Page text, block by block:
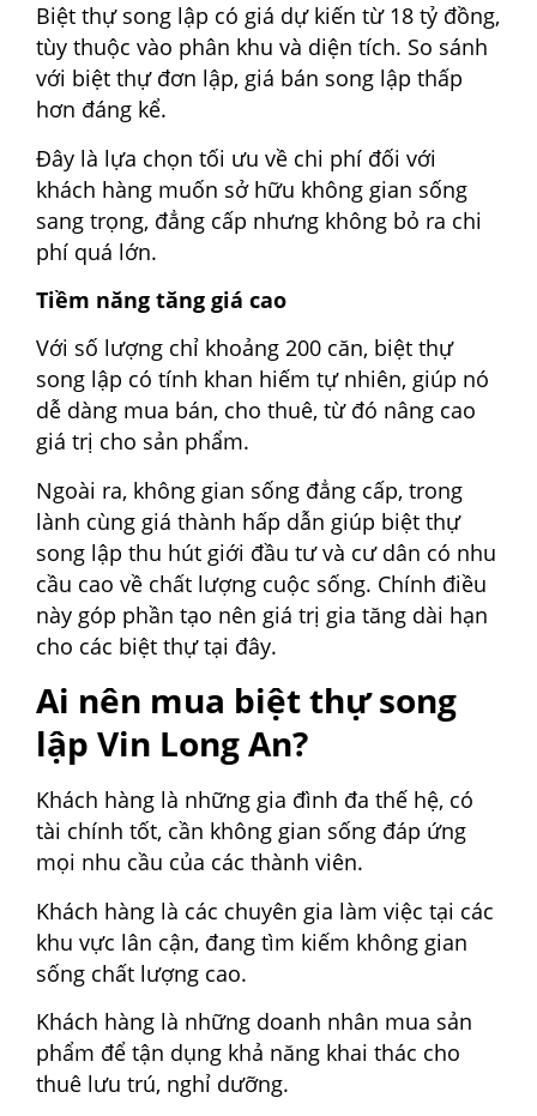
Biệt thự song lập có giá dự kiến từ 18 tỷ đồng,
tùy thuộc vào phân khu và diện tích. So sánh
với biệt thự đơn lập, giá bán song lập thấp
hơn đáng kể.
Đây là lựa chọn tối ưu về chi phí đối với
khách hàng muốn sở hữu không gian sống
sang trọng, đẳng cấp nhưng không bỏ ra chi
phí quá lớn.
Tiềm năng tăng giá cao
Với số lượng chỉ khoảng 200 căn, biệt thự
song lập có tính khan hiếm tự nhiên, giúp nó
dễ dàng mua bán, cho thuê, từ đó nâng cao
giá trị cho sản phẩm.
Ngoài ra, không gian sống đẳng cấp, trong
lành cùng giá thành hấp dẫn giúp biệt thự
song lập thu hút giới đầu tư và cư dân có nhu
cầu cao về chất lượng cuộc sống. Chính điều
này góp phần tạo nên giá trị gia tăng dài hạn
cho các biệt thự tại đây.
Ai nên mua biệt thự song
lập Vin Long An?
Khách hàng là những gia đình đa thế hệ, có
tài chính tốt, cần không gian sống đáp ứng
mọi nhu cầu của các thành viên.
Khách hàng là các chuyên gia làm việc tại các
khu vực lân cận, đang tìm kiếm không gian
sống chất lượng cao.
Khách hàng là những doanh nhân mua sản
phẩm để tận dụng khả năng khai thác cho
thuê lưu trú, nghỉ dưỡng.